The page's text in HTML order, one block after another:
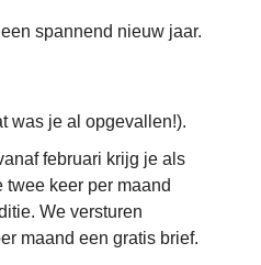
spannend nieuw jaar.
was je al opgevallen!).
februari krijg je als
twee keer per maand
We versturen
maand een gratis brief.